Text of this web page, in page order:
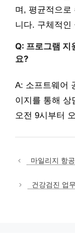
며, 평균적으로
니다. 구체적인
Q: 프로그램 지
요?
A: 소프트웨어
이지를 통해 상
오전 9시부터
마일리지 항
건강검진 업